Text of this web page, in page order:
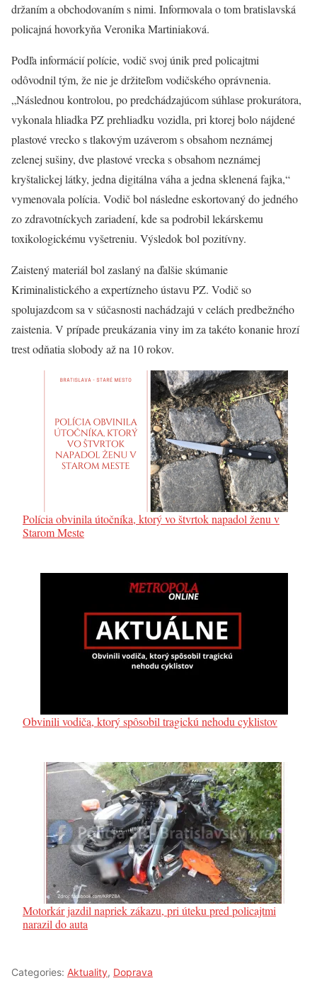
držaním a obchodovaním s nimi. Informovala o tom bratislavská
policajná hovorkyňa Veronika Martiniaková.
Podľa informácií polície, vodič svoj únik pred policajtmi
odôvodnil tým, že nie je držiteľom vodičského oprávnenia.
„Následnou kontrolou, po predchádzajúcom súhlase prokurátora,
vykonala hliadka PZ prehliadku vozidla, pri ktorej bolo nájdené
plastové vrecko s tlakovým uzáverom s obsahom neznámej
zelenej sušiny, dve plastové vrecka s obsahom neznámej
kryštalickej látky, jedna digitálna váha a jedna sklenená fajka,“
vymenovala polícia. Vodič bol následne eskortovaný do jedného
zo zdravotníckych zariadení, kde sa podrobil lekárskemu
toxikologickému vyšetreniu. Výsledok bol pozitívny.
Zaistený materiál bol zaslaný na ďalšie skúmanie
Kriminalistického a expertízneho ústavu PZ. Vodič so
spolujazdcom sa v súčasnosti nachádzajú v celách predbežného
zaistenia. V prípade preukázania viny im za takéto konanie hrozí
trest odňatia slobody až na 10 rokov.
Polícia obvinila útočníka, ktorý vo štvrtok napadol ženu v
Starom Meste
Obvinili vodiča, ktorý spôsobil tragickú nehodu cyklistov
Motorkár jazdil napriek zákazu, pri úteku pred policajtmi
narazil do auta
Categories: Aktuality, Doprava